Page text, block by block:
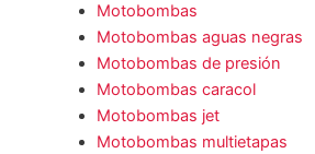
Motobombas
Motobombas aguas negras
Motobombas de presión
Motobombas caracol
Motobombas jet
Motobombas multietapas